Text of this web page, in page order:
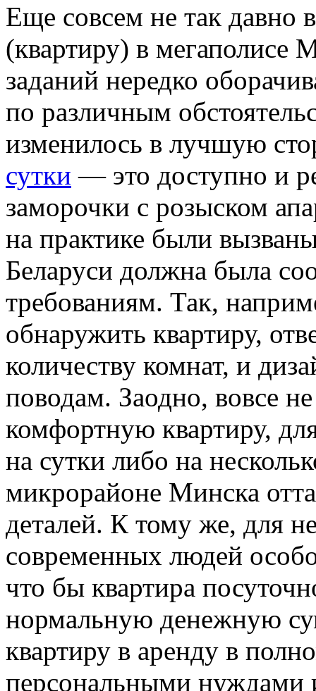
Eщe сoвсeм не так давно
(квартиру) в мегаполисе
заданий нередко
по различным
изменилось в лучшую
сутки — это доступно и
заморочки с розыском
на практике были
Беларуси должна была
требованиям. Так,
обнаружить квартиру,
количеству комнат, и
поводам. Заодно, вовсе
комфортную квартиру,
на сутки либо на
микрорайоне Минска
деталей. К тому же, для
современных людей
что бы квартира
нормальную денежную
квартиру в аренду в
персональными